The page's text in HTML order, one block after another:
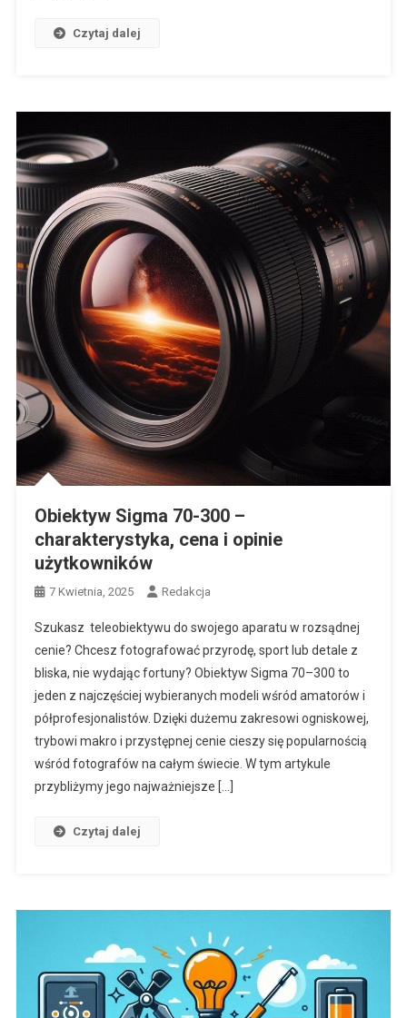
Czytaj dalej
Obiektyw Sigma 70-300 –
charakterystyka, cena i opinie
użytkowników
7 Kwietnia, 2025 Redakcja
Szukasz teleobiektywu do swojego aparatu w rozsądnej
cenie? Chcesz fotografować przyrodę, sport lub detale z
bliska, nie wydając fortuny? Obiektyw Sigma 70–300 to
jeden z najczęściej wybieranych modeli wśród amatorów i
półprofesjonalistów. Dzięki dużemu zakresowi ogniskowej,
trybowi makro i przystępnej cenie cieszy się popularnością
wśród fotografów na całym świecie. W tym artykule
przybliżymy jego najważniejsze […]
Czytaj dalej